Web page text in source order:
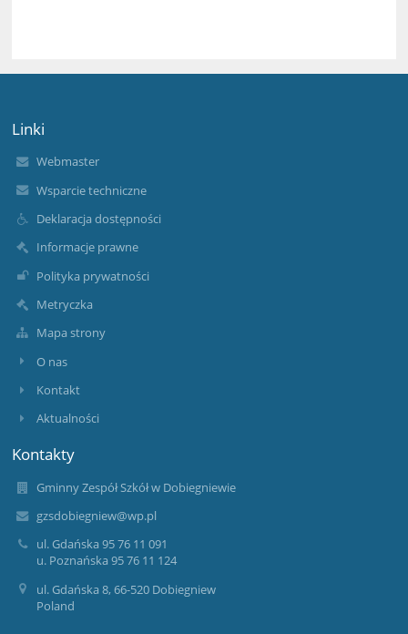
Linki
Webmaster
Wsparcie techniczne
Deklaracja dostępności
Informacje prawne
Polityka prywatności
Metryczka
Mapa strony
O nas
Kontakt
Aktualności
Kontakty
Gminny Zespół Szkół w Dobiegniewie
gzsdobiegniew@wp.pl
ul. Gdańska 95 76 11 091
u. Poznańska 95 76 11 124
ul. Gdańska 8, 66-520 Dobiegniew
Poland